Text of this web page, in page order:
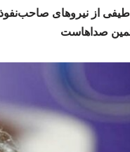
طیفی از نیروهای
همین صداهاست